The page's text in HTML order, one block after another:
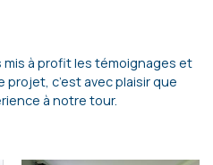
à profit les témoignages et
c’est avec plaisir que
à notre tour.